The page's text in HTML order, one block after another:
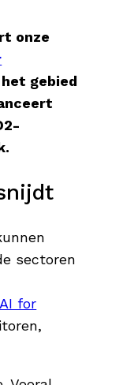
onze
gebied
sectoren
AI for